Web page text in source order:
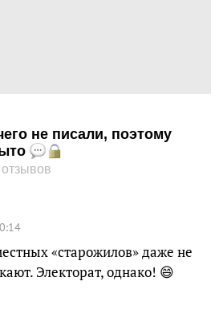
не писали, поэтому
«старожилов» даже не
Электорат, однако! 😄